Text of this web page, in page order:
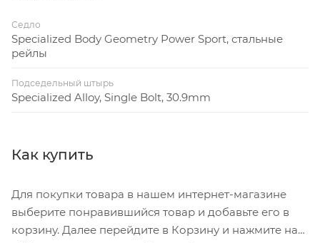
Седло
Specialized Body Geometry Power Sport, стальные
рейлы
Подседельный штырь
Specialized Alloy, Single Bolt, 30.9mm
Как купить
Для покупки товара в нашем интернет-магазине
выберите понравившийся товар и добавьте его в
корзину. Далее перейдите в Корзину и нажмите на